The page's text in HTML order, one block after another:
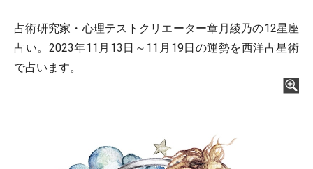
占術研究家・心理テストクリエーター章月綾乃の12星座
占い。2023年11月13日～11月19日の運勢を西洋占星術
で占います。